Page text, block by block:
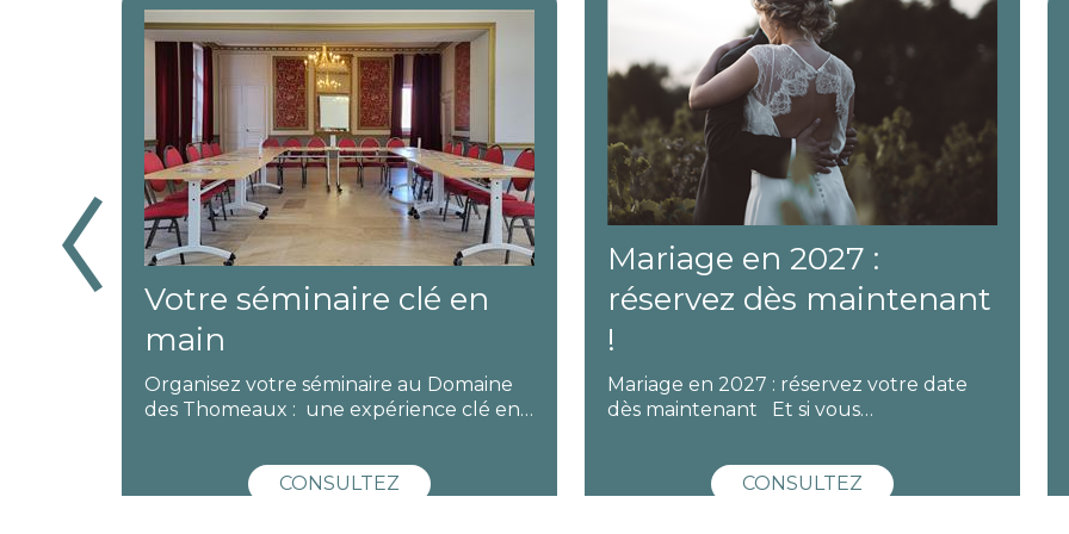
Mariage en 2027 :
réservez dès maintenant
!
Mariage en 2027 : réservez votre date
dès maintenant Et si vous…
CONSULTEZ
Éclipse solaire au
Château d'Amboise
Le 12 août 2026, vivez une éclipse solaire
exceptionnelle au Château d'Amboise …
CONSULTEZ